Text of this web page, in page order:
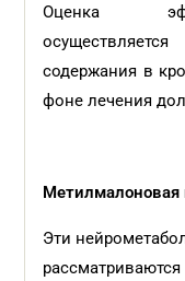
Оценка
содержания в
фоне лечения
Метилмалоновая
Эти